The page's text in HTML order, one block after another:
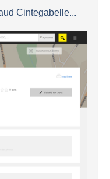
Cintegabelle...